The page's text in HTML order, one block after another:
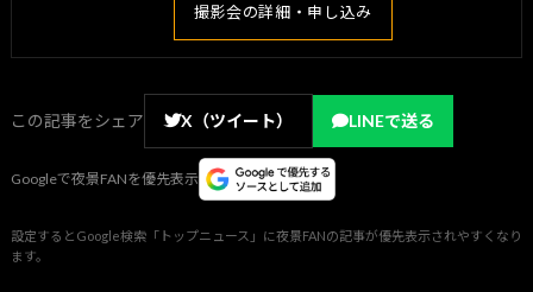
撮影会の詳細・申し込み
この記事をシェア X（ツイート） LINEで送る
Googleで夜景FANを優先表示
設定するとGoogle検索「トップニュース」に夜景FANの記事が優先表示されやすくなり
ます。